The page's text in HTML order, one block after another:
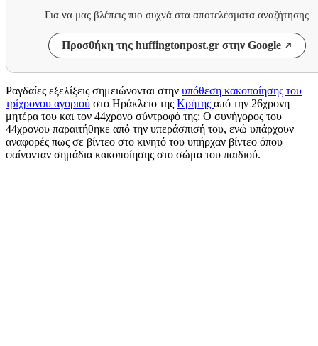
Για να μας βλέπεις πιο συχνά στα αποτελέσματα αναζήτησης
Προσθήκη της huffingtonpost.gr στην Google
Ραγδαίες εξελίξεις σημειώνονται στην υπόθεση κακοποίησης του
τρίχρονου αγοριού στο Ηράκλειο της Κρήτης από την 26χρονη
μητέρα του και τον 44χρονο σύντροφό της: Ο συνήγορος του
44χρονου παραιτήθηκε από την υπεράσπισή του, ενώ υπάρχουν
αναφορές πως σε βίντεο στο κινητό του υπήρχαν βίντεο όπου
φαίνονταν σημάδια κακοποίησης στο σώμα του παιδιού.